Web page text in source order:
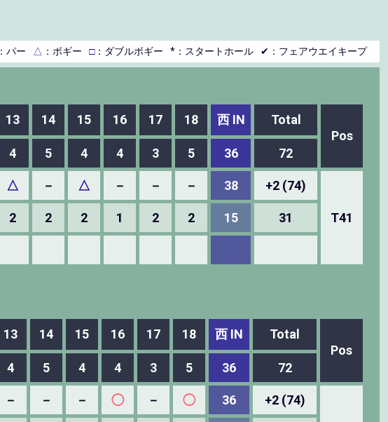
：パー △ ：ボギー □：ダブルボギー *：スタートホール ✔：フェアウエイキープ
13 14 15 16 17 18 西 IN
Total
Pos
4 5 4 4 3 5 36 72
△ － △ － － － 38 +2 (74)
T41
2 2 2 1 2 2 15 31
13 14 15 16 17 18 西 IN
Total
Pos
4 5 4 4 3 5 36 72
－ － － ◯ － ◯ 36 +2 (74)